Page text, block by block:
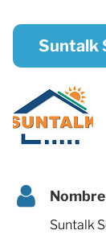
Suntalk
Nombre
Suntalk